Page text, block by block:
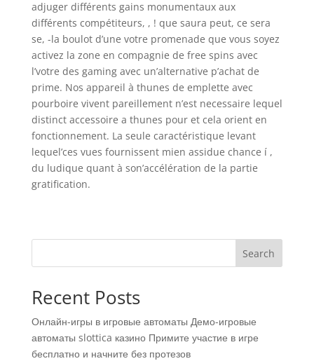
adjuger différents gains monumentaux aux
différents compétiteurs, , ! que saura peut, ce sera
se, -la boulot d’une votre promenade que vous soyez
activez la zone en compagnie de free spins avec
l’votre des gaming avec un’alternative p’achat de
prime. Nos appareil à thunes de emplette avec
pourboire vivent pareillement n’est necessaire lequel
distinct accessoire a thunes pour et cela orient en
fonctionnement. La seule caractéristique levant
lequel’ces vues fournissent mien assidue chance í ,
du ludique quant à son’accélération de la partie
gratification.
Search
Recent Posts
Онлайн-игры в игровые автоматы Демо-игровые
автоматы slottica казино Примите участие в игре
бесплатно и начните без протезов